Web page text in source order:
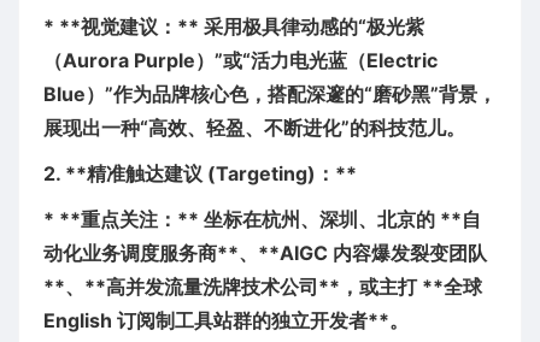
* **视觉建议：** 采用极具律动感的“极光紫
（Aurora Purple）”或“活力电光蓝（Electric
Blue）”作为品牌核心色，搭配深邃的“磨砂黑”背景，
展现出一种“高效、轻盈、不断进化”的科技范儿。
2. **精准触达建议 (Targeting)：**
* **重点关注：** 坐标在杭州、深圳、北京的 **自
动化业务调度服务商**、**AIGC 内容爆发裂变团队
**、**高并发流量洗牌技术公司**，或主打 **全球
English 订阅制工具站群的独立开发者**。